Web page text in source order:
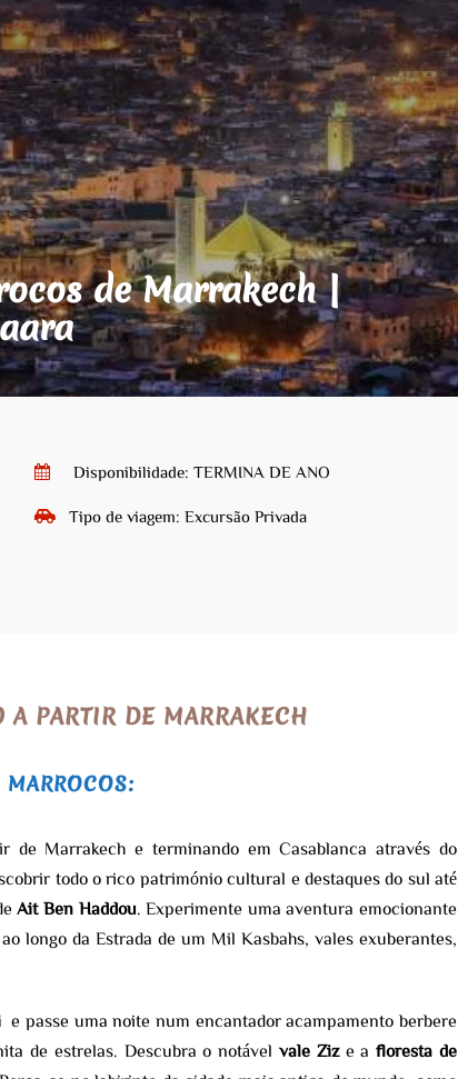
de Marrakech |
Disponibilidade: TERMINA DE ANO
Tipo de viagem: Excursão Privada
PARTIR DE MARRAKECH
de Marrakech e terminando em Casablanca através do
todo o rico património cultural e destaques do sul até
Ait Ben Haddou . Experimente uma aventura emocionante
longo da Estrada de um Mil Kasbahs, vales exuberantes,
e passe uma noite num encantador acampamento berbere
de estrelas. Descubra o notável vale Zize afloresta de